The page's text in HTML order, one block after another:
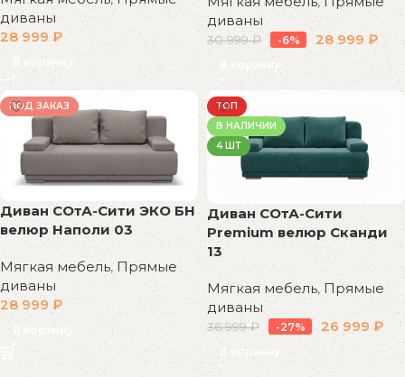
диваны
28 999₽
В корзину
диваны
30 999₽ -6% 28 999₽
В корзину
ПОД ЗАКАЗ
Диван СОтА-Сити ЭКО БН
велюр Наполи 03
Мягкая мебель, Прямые
диваны
28 999₽
В корзину
ТОП
В НАЛИЧИИ
4 ШТ
Диван СОтА-Сити
Premium велюр Сканди
13
Мягкая мебель, Прямые
диваны
36 999₽ -27% 26 999₽
В корзину